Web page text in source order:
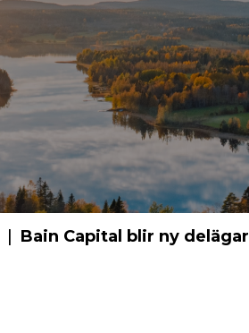
Bain Capital blir ny